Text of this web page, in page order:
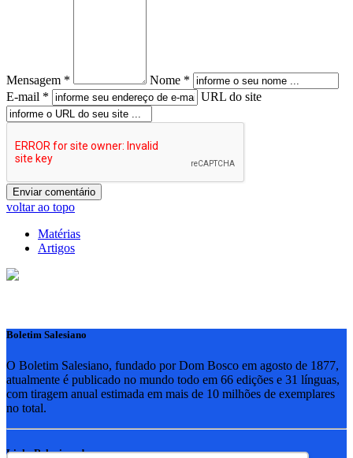
Mensagem *
Nome *
E-mail *
URL do site
voltar ao topo
Matérias
Artigos
Boletim Salesiano
O Boletim Salesiano, fundado por Dom Bosco em agosto de 1877,
atualmente é publicado no mundo todo em 66 edições e 31 línguas,
com tiragem anual estimada em mais de 10 milhões de exemplares
no total.
Links Relacionados